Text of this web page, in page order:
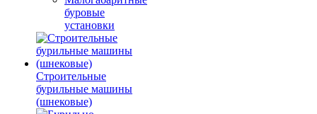
буровые
установки
Строительные
бурильные машины
(шнековые)